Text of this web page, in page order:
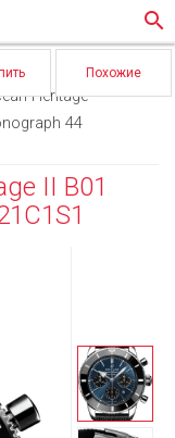
search
Похожие
Heritage
44
II B01